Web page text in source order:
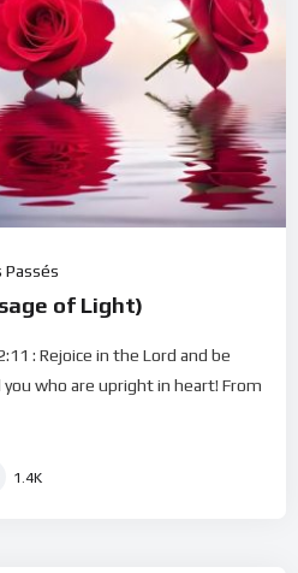
Passés
of Light)
: Rejoice in the Lord and be
who are upright in heart! From
1.4K